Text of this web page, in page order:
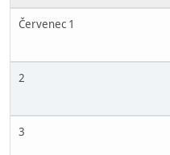
Červenec 1
2
3